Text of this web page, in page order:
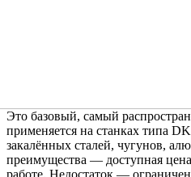
Это базовый, самый
применяется на станках типа
закалённых сталей, чугунов,
преимущества — доступная